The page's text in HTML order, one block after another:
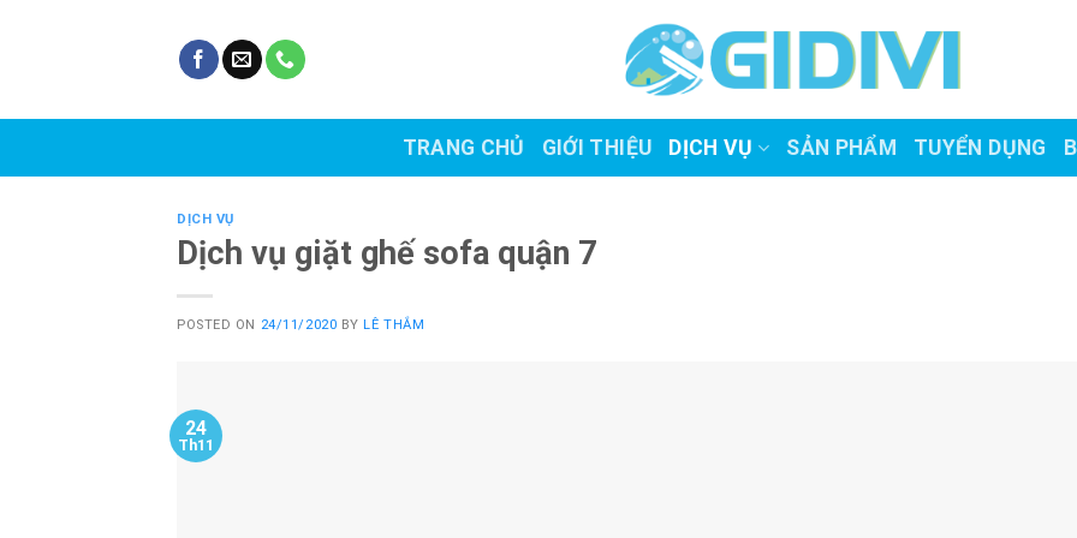
TRANG CHỦ GIỚI THIỆU DỊCH VỤ SẢN PHẨM TUYỂN DỤNG
DỊCH VỤ
Dịch vụ giặt ghế sofa quận 7
POSTED ON 24/11/2020 BY LÊ THẮM
24
Th11